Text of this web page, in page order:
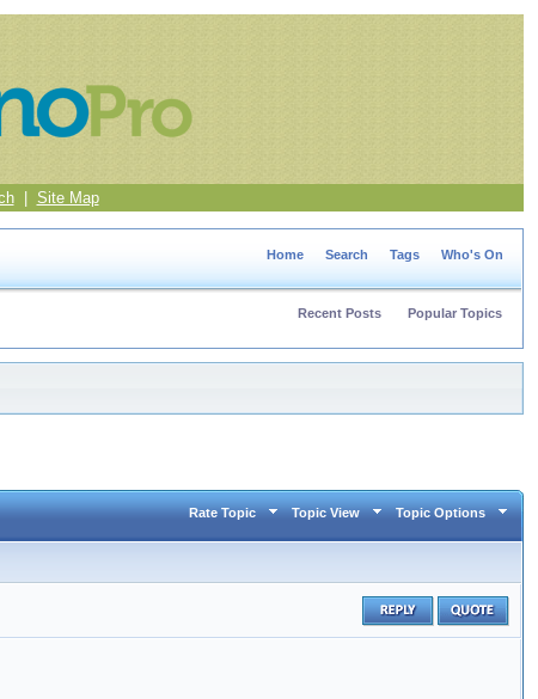
| Site Map
Home Search Tags Who's On
Recent Posts Popular Topics
Rate Topic Topic View Topic Options